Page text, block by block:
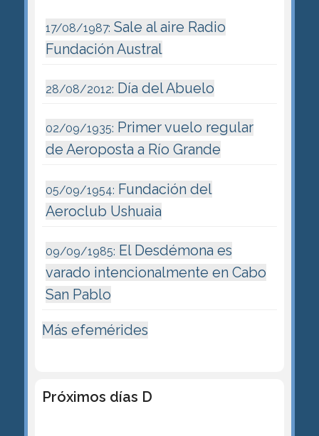
17/08/1987: Sale al aire Radio
Fundación Austral
28/08/2012: Día del Abuelo
02/09/1935: Primer vuelo regular
de Aeroposta a Río Grande
05/09/1954: Fundación del
Aeroclub Ushuaia
09/09/1985: El Desdémona es
varado intencionalmente en Cabo
San Pablo
Más efemérides
Próximos días D